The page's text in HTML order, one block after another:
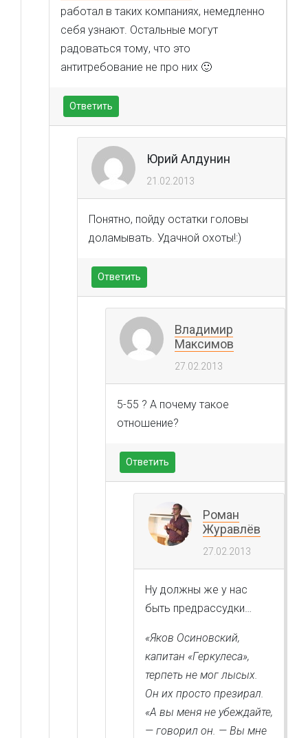
работал в таких компаниях, немедленно
себя узнают. Остальные могут
радоваться тому, что это
антитребование не про них 🙂
Ответить
Юрий Алдунин
21.02.2013
Понятно, пойду остатки головы
доламывать. Удачной охоты!:)
Ответить
Владимир
Максимов
27.02.2013
5-55 ? А почему такое
отношение?
Ответить
Роман
Журавлёв
27.02.2013
Ну должны же у нас
быть предрассудки…
«Яков Осиновский,
капитан «Геркулеса»,
терпеть не мог лысых.
Он их просто презирал.
«А вы меня не убеждайте,
— говорил он. — Вы мне